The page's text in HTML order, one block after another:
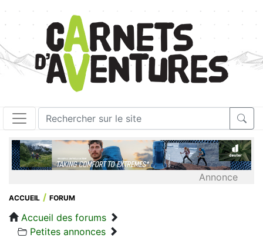
Annonce
ACCUEIL FORUM
Accueil des forums
Petites annonces